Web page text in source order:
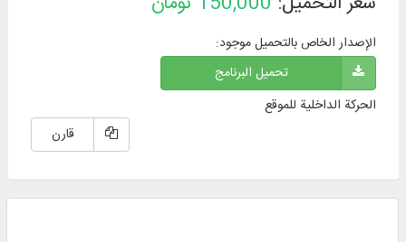
الإصدار الخاص بالتحميل موجود:
تحميل البرنامج
الحركة الداخلية للموقع
قارن